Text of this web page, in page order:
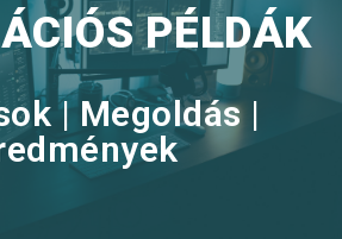
PÉLDÁK
| Megoldás |